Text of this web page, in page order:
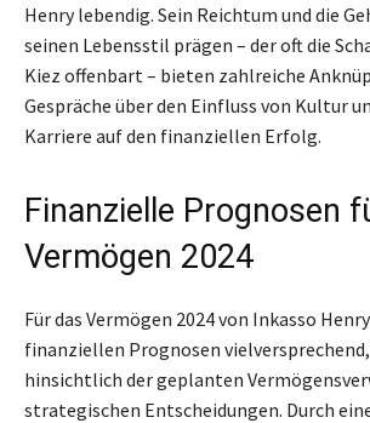
Henry lebendig. Sein Reichtum und die
seinen Lebensstil prägen – der oft die
Kiez offenbart – bieten zahlreiche
Gespräche über den Einfluss von Kultur
Karriere auf den finanziellen Erfolg.
Finanzielle Prognosen
Vermögen 2024
Für das Vermögen 2024 von Inkasso
finanziellen Prognosen
hinsichtlich der geplanten
strategischen Entscheidungen. Durch